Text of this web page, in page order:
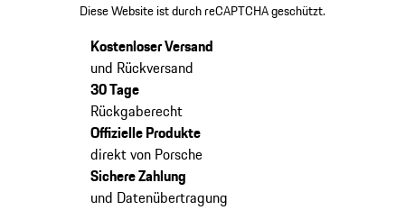
Diese Website ist durch reCAPTCHA geschützt.
Kostenloser Versand
und Rückversand
30 Tage
Rückgaberecht
Offizielle Produkte
direkt von Porsche
Sichere Zahlung
und Datenübertragung